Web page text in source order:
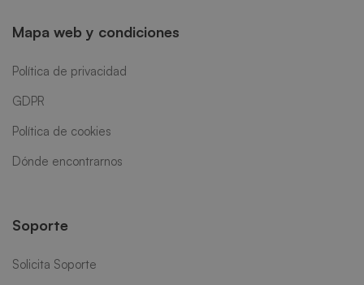
Mapa web y condiciones
Política de privacidad
GDPR
Política de cookies
Dónde encontrarnos
Soporte
Solicita Soporte